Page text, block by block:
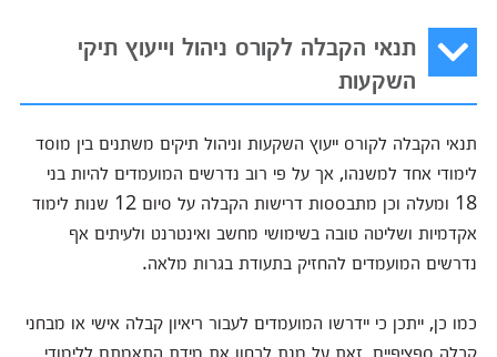
תנאי הקבלה לקורס ניהול וייעוץ תיקי
השקעות
תנאי הקבלה לקורס ייעוץ השקעות וניהול תיקים משתנים בין מוסד
לימודי אחד למשנהו, אך על פי רוב נדרשים המועמדים להיות בני
18 ומעלה וכן מתבססות דרישות הקבלה על סיום 12 שנות לימוד
אקדמיות ושליטה טובה בשימושי מחשב ואינטרנט ולעיתים אף
נדרשים המועמדים להחזיק בתעודת בגרות מלאה.
כמו כן, ייתכן כי יידרשו המועמדים לעבור ריאיון קבלה אישי או מבחני